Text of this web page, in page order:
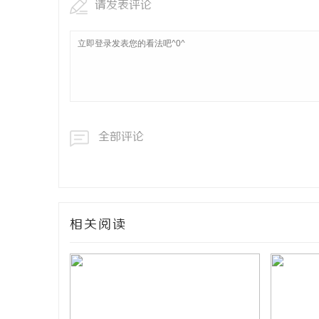
请发表评论
全部评论
相关阅读